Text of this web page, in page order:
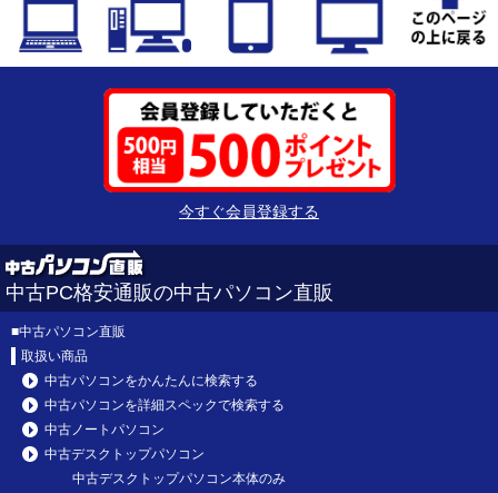
今すぐ会員登録する
中古PC格安通販の中古パソコン直販
■中古パソコン直販
取扱い商品
中古パソコンをかんたんに検索する
中古パソコンを詳細スペックで検索する
中古ノートパソコン
中古デスクトップパソコン
中古デスクトップパソコン本体のみ